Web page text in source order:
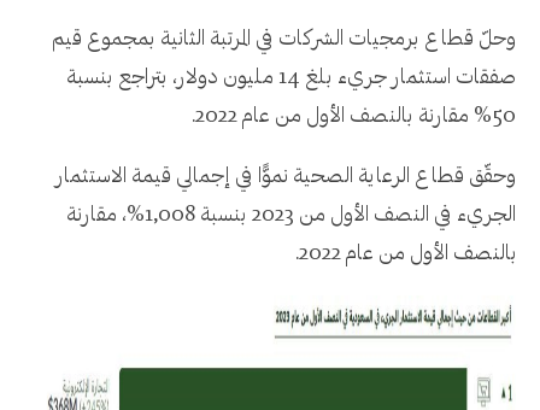
وحلّ قطاع برمجيات الشركات في المرتبة الثانية بمجموع قيم
صفقات استثمار جريء بلغ 14 مليون دولار، بتراجع بنسبة
50% مقارنة بالنصف الأول من عام 2022.
وحقّق قطاع الرعاية الصحية نموًّا في إجمالي قيمة الاستثمار
الجريء في النصف الأول من 2023 بنسبة 1,008%، مقارنة
بالنصف الأول من عام 2022.